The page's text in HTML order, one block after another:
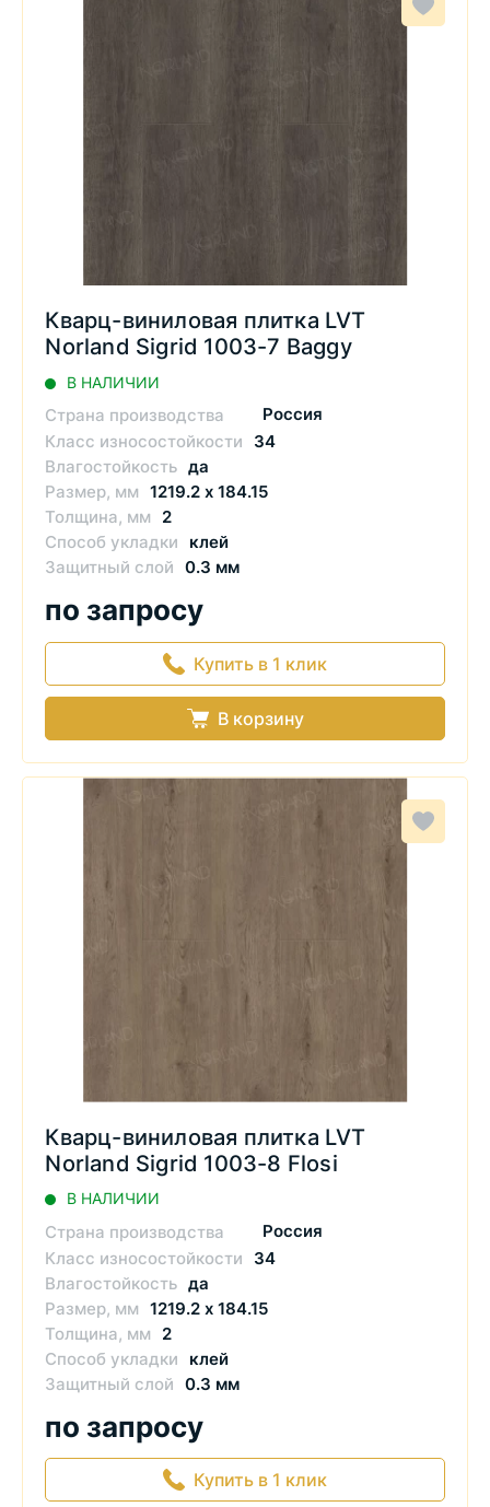
Кварц-виниловая плитка LVT
Norland Sigrid 1003-7 Baggy
В НАЛИЧИИ
Страна производства
Россия
Класс износостойкости
34
Влагостойкость да
Размер, мм 1219.2 х 184.15
Толщина, мм
2
Способ укладки
клей
Защитный слой 0.3 мм
по запросу
Купить в 1 клик
В корзину
Кварц-виниловая плитка LVT
Norland Sigrid 1003-8 Flosi
В НАЛИЧИИ
Страна производства
Россия
Класс износостойкости
34
Влагостойкость да
Размер, мм 1219.2 х 184.15
Толщина, мм
2
Способ укладки
клей
Защитный слой 0.3 мм
по запросу
Купить в 1 клик